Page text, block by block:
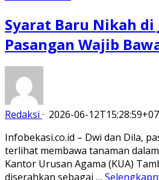
Syarat Baru Nikah di
Pasangan Wajib
Redaksi · 2026-06-
Infobekasi.co.id – Dwi dan Dila,
terlihat membawa tanaman
Kantor Urusan Agama (KUA)
diserahkan sebagai …